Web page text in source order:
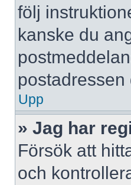
följ
kanske du
Upp
» Jag har
Försök att
och